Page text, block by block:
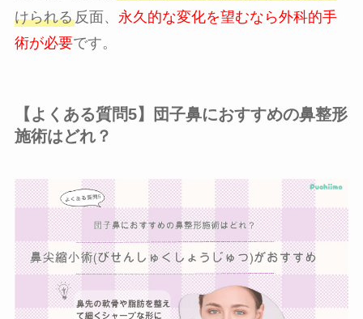
けられる反面、 永久的な変化を望むなら外科的手
術が必要です。
【よくある質問5】団子鼻におすすめの鼻整形
施術はどれ？